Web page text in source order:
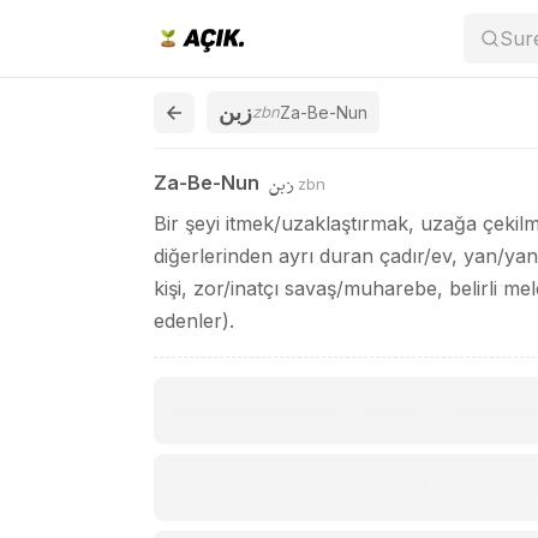
زبنzbnZa-Be-Nun
Za-Be-Nun زبن zbn
Bir şeyi itmek/uzaklaştırmak, uzağa
diğerlerinden ayrı duran çadır/ev, yan/
kişi, zor/inatçı savaş/muharebe, belirli
edenler).